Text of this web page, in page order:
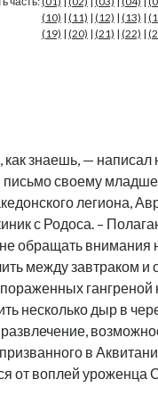
takinada
безработица
интервью история
каллас книга
образование
клоунов парламент
(10) | (11) | (12) | (13) |
(19) | (20) | (21) | (22) |
знаешь, — написал
своему
легиона,
с Родоса. –
обращать внимания
между завтраком и
гангреной
несколько дыр в
в
от воплей уроженца